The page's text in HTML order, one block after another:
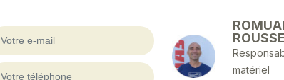
matériel